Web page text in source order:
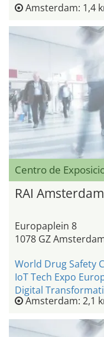
Amsterdam: 1,4
Centro de
RAI Amsterdam
Europaplein 8
1078 GZ
World Drug Safety
IoT Tech Expo
Digital
Amsterdam: 2,1